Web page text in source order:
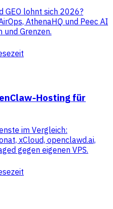
GEO lohnt sich 2026?
AthenaHQ und Peec AI
und Grenzen.
Hosting für
im Vergleich:
xCloud, openclawd.ai,
gegen eigenen VPS.